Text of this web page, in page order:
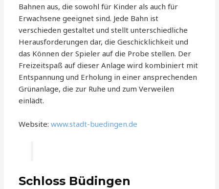
Bahnen aus, die sowohl für Kinder als auch für
Erwachsene geeignet sind. Jede Bahn ist
verschieden gestaltet und stellt unterschiedliche
Herausforderungen dar, die Geschicklichkeit und
das Können der Spieler auf die Probe stellen. Der
Freizeitspaß auf dieser Anlage wird kombiniert mit
Entspannung und Erholung in einer ansprechenden
Grünanlage, die zur Ruhe und zum Verweilen
einlädt.
Website:www.stadt-buedingen.de
Schloss Büdingen